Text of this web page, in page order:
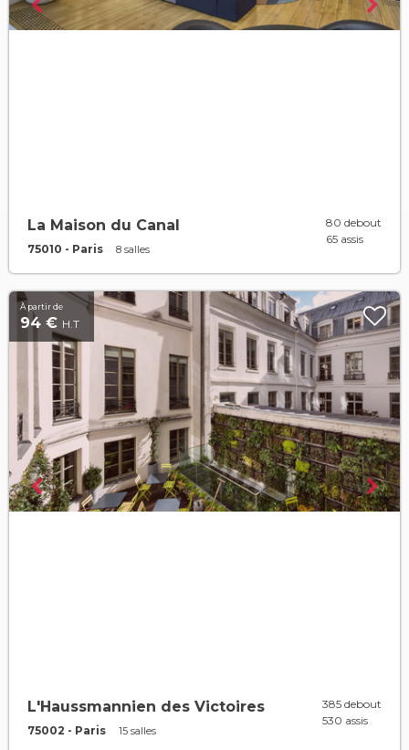
La Maison du Canal
75010 - Paris 8 salles
80 debout
65 assis
À partir de
94 € H.T
L'Haussmannien des Victoires
75002 - Paris 15 salles
385 debout
530 assis